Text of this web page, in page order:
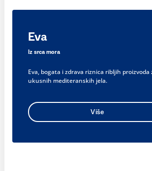
Eva
Iz srca mora
Eva, bogata i zdrava riznica ribljih proizvoda
ukusnih mediteranskih jela.
Više